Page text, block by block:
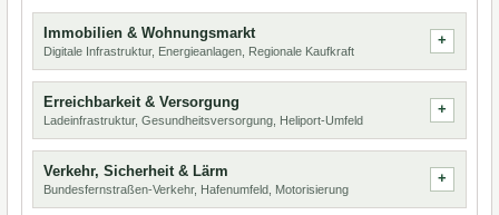
Immobilien & Wohnungsmarkt
Digitale Infrastruktur, Energieanlagen, Regionale Kaufkraft
Erreichbarkeit & Versorgung
Ladeinfrastruktur, Gesundheitsversorgung, Heliport-Umfeld
Verkehr, Sicherheit & Lärm
Bundesfernstraßen-Verkehr, Hafenumfeld, Motorisierung